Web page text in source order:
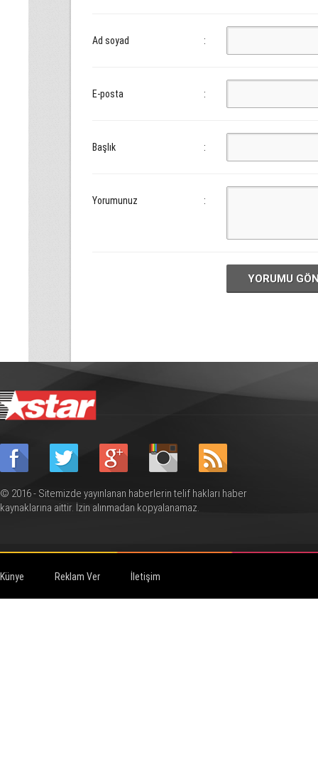
Ad soyad :
E-posta :
Başlık :
Yorumunuz :
YORUMU
© 2016 - Sitemizde yayınlanan haberlerin telif hakları haber
kaynaklarına aittir. İzin alınmadan kopyalanamaz.
Künye Reklam Ver İletişim